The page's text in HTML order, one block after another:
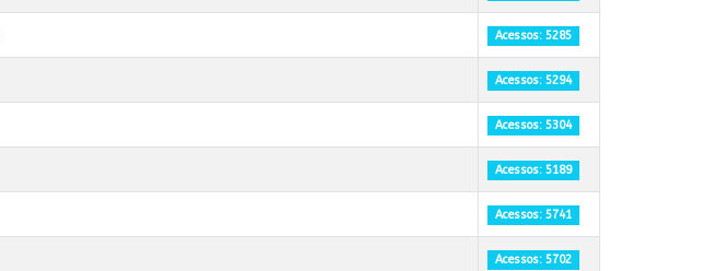
Acessos: 5285
Acessos: 5294
Acessos: 5304
Acessos: 5189
Acessos: 5741
Acessos: 5702